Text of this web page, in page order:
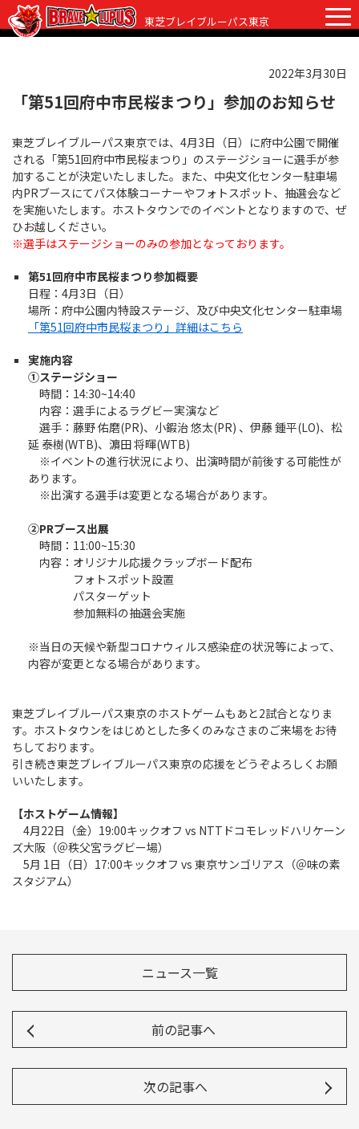
東芝ブレイブルーパス東京
チケット グッズ ファンクラブ 観戦ガイド
観戦ガイド
初めての観戦
ラグビーって何？
会場紹介
クラブからのお願い
ニュース
試合日程・結果
選手・スタッフ
選手
スタッフ
マスコット
クラブ情報
クラブ情報
株式会社 ブレイブルーパス東京概要
地域貢献活動
アカデミー
パートナー
パートナーシップのご案内
2022年3月30日
「第51回府中市民桜まつり」参加のお知らせ
東芝ブレイブルーパス東京では、4月3日（日）に府中公園で開催
される「第51回府中市民桜まつり」のステージショーに選手が参
加することが決定いたしました。また、中央文化センター駐車場
内PRブースにてパス体験コーナーやフォトスポット、抽選会など
を実施いたします。ホストタウンでのイベントとなりますので、ぜ
ひお越しください。
※選手はステージショーのみの参加となっております。
第51回府中市民桜まつり参加概要
日程：4月3日（日）
場所：府中公園内特設ステージ、及び中央文化センター駐車場
「第51回府中市民桜まつり」詳細はこちら
実施内容
①ステージショー
時間：14:30~14:40
内容：選手によるラグビー実演など
選手：藤野 佑磨(PR)、小鍜治 悠太(PR) 、伊藤 鍾平(LO)、松
延 泰樹(WTB)、濵田 将暉(WTB)
※イベントの進行状況により、出演時間が前後する可能性が
あります。
※出演する選手は変更となる場合があります。
②PRブース出展
時間：11:00~15:30
内容：オリジナル応援クラップボード配布
フォトスポット設置
パスターゲット
参加無料の抽選会実施
※当日の天候や新型コロナウィルス感染症の状況等によって、
内容が変更となる場合があります。
東芝ブレイブルーパス東京のホストゲームもあと2試合となりま
す。ホストタウンをはじめとした多くのみなさまのご来場をお待
ちしております。
引き続き東芝ブレイブルーパス東京の応援をどうぞよろしくお願
いいたします。
【ホストゲーム情報】
4月22日（金）19:00キックオフ vs NTTドコモレッドハリケーン
ズ大阪（＠秩父宮ラグビー場）
5月 1日（日）17:00キックオフ vs 東京サンゴリアス（＠味の素
スタジアム）
ニュース一覧
前の記事へ
次の記事へ